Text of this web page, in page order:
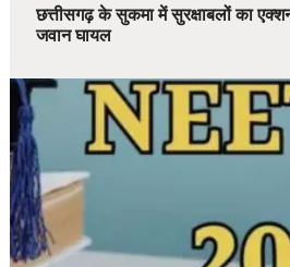
छत्तीसगढ़ के सुकमा में सुरक्षाबलों का
जवान घायल